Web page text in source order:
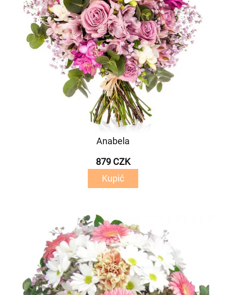
Anabela
879 CZK
Kupić